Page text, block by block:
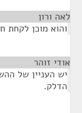
לאה ורון
והוא מוכן לקחת
אודי זוהר
יש העניין של
הדלק.